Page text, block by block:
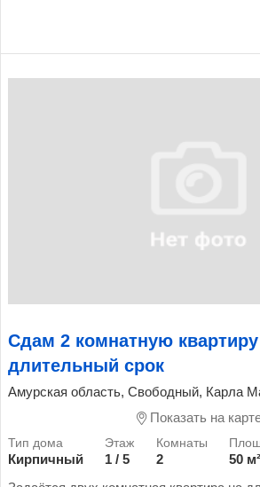
Сдам 2 комнатную
длительный срок
Амурская область, Свободный, Карла
Показать на
Кирпичный 1 / 5 2
50 м²